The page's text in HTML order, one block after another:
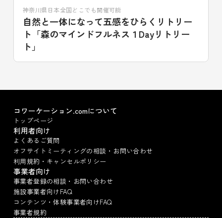
神奈川県日本全国どこでも開催可能
自然と一体になって五感をひらくリトリー
ト「森のマインドフルネス１Dayリトリー
ト」
コワーケーション.comについて
トップページ
利用者向け
よくあるご質問
オフサイトミーティングの相談・お問い合わせ
利用規約・キャンセルポリシー
事業者向け
事業者登録の相談・お問い合わせ
施設事業者向けFAQ
コンテンツ・体験事業者向けFAQ
事業者規約